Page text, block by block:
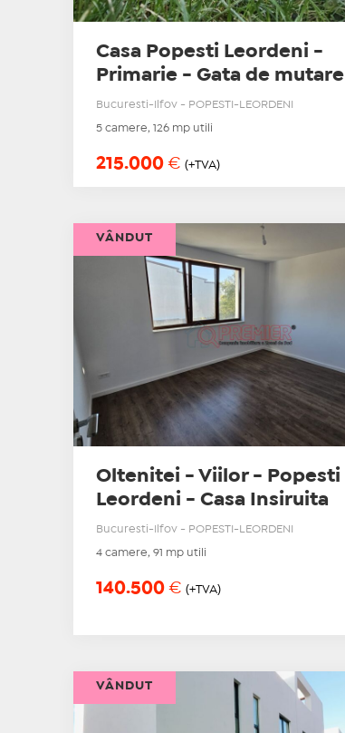
Casa Popesti Leordeni -
Primarie - Gata de mutare
Bucuresti-Ilfov - POPESTI-LEORDENI
5 camere, 126 mp utili
215.000 € (+TVA)
Oltenitei - Viilor - Popesti
Leordeni - Casa Insiruita
Bucuresti-Ilfov - POPESTI-LEORDENI
4 camere, 91 mp utili
140.500 € (+TVA)
VÂNDUT
VÂNDUT